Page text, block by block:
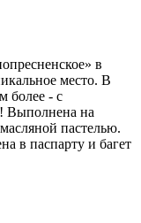
в
место. В
более - с
Выполнена на
пастелью.
в паспарту и багет